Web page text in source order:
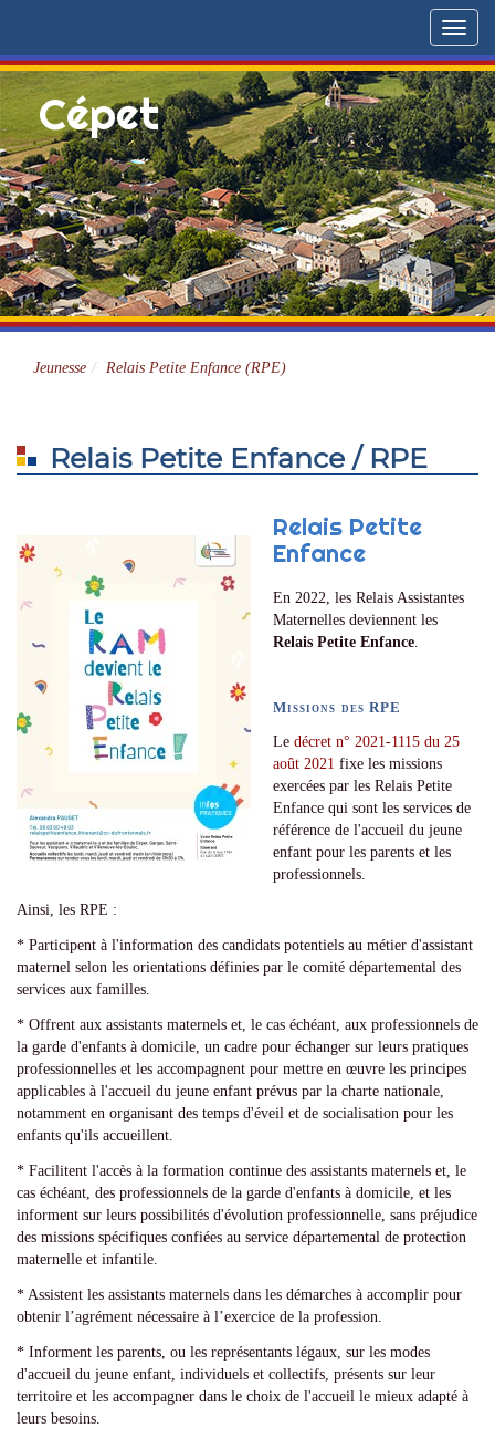
Menu
Cépet
Site officiel
Jeunesse Relais Petite Enfance (RPE)
Relais Petite Enfance / RPE
Relais Petite
Enfance
En 2022, les Relais Assistantes
Maternelles deviennent les
Relais Petite Enfance.
Missions des RPE
Le décret n° 2021-1115 du 25
août 2021 fixe les missions
exercées par les Relais Petite
Enfance qui sont les services de
référence de l'accueil du jeune
enfant pour les parents et les
professionnels.
Ainsi, les RPE :
* Participent à l'information des candidats potentiels au métier d'assistant
maternel selon les orientations définies par le comité départemental des
services aux familles.
* Offrent aux assistants maternels et, le cas échéant, aux professionnels de
la garde d'enfants à domicile, un cadre pour échanger sur leurs pratiques
professionnelles et les accompagnent pour mettre en œuvre les principes
applicables à l'accueil du jeune enfant prévus par la charte nationale,
notamment en organisant des temps d'éveil et de socialisation pour les
enfants qu'ils accueillent.
* Facilitent l'accès à la formation continue des assistants maternels et, le
cas échéant, des professionnels de la garde d'enfants à domicile, et les
informent sur leurs possibilités d'évolution professionnelle, sans préjudice
des missions spécifiques confiées au service départemental de protection
maternelle et infantile.
* Assistent les assistants maternels dans les démarches à accomplir pour
obtenir l’agrément nécessaire à l’exercice de la profession.
* Informent les parents, ou les représentants légaux, sur les modes
d'accueil du jeune enfant, individuels et collectifs, présents sur leur
territoire et les accompagner dans le choix de l'accueil le mieux adapté à
leurs besoins.